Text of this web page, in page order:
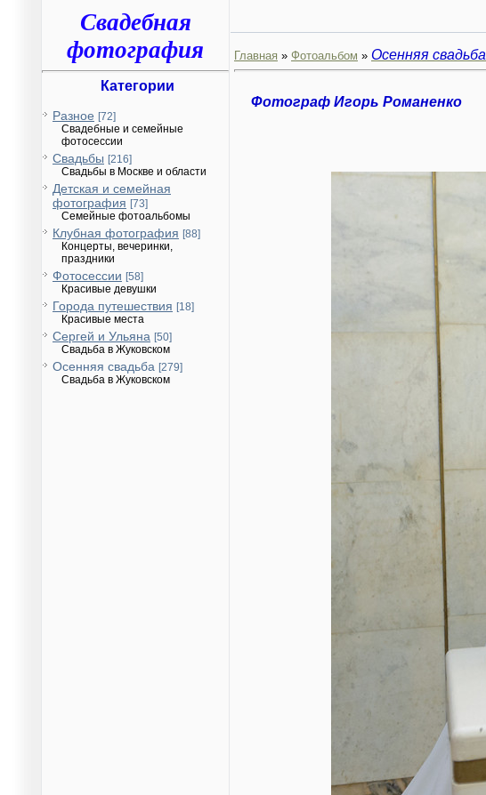
Свадебная
фотография
Категории
Разное [72]
Свадебные и семейные
фотосессии
Свадьбы [216]
Свадьбы в Москве и области
Детская и семейная
фотография [73]
Семейные фотоальбомы
Клубная фотография [88]
Концерты, вечеринки,
праздники
Фотосессии [58]
Красивые девушки
Города путешествия [18]
Красивые места
Сергей и Ульяна [50]
Свадьба в Жуковском
Осенняя свадьба [279]
Свадьба в Жуковском
Главная » Фотоальбом » Осенняя свадьба
Фотограф Игорь Романенко